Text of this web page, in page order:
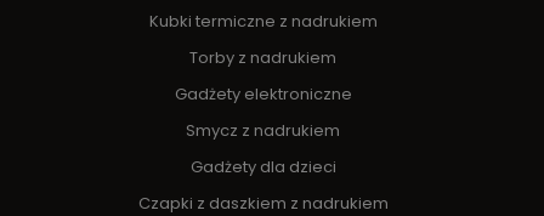
Kubki termiczne z nadrukiem
Torby z nadrukiem
Gadżety elektroniczne
Smycz z nadrukiem
Gadżety dla dzieci
Czapki z daszkiem z nadrukiem